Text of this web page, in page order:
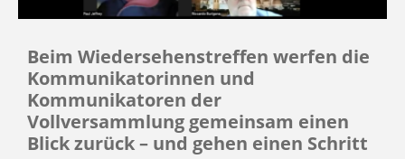
Beim Wiedersehenstreffen werfen die
Kommunikatorinnen und
Kommunikatoren der
Vollversammlung gemeinsam einen
Blick zurück – und gehen einen Schritt